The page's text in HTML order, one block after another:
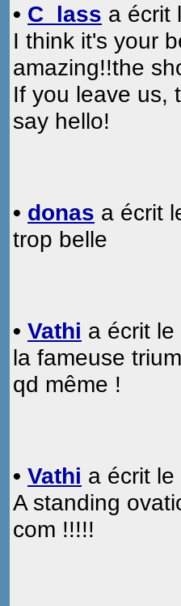
• C_lass a écrit
I think it's your
amazing!!the
If you leave us,
say hello!
• donas a écrit
trop belle
• Vathi a écrit
la fameuse
qd même !
• Vathi a écrit
A standing
com !!!!!